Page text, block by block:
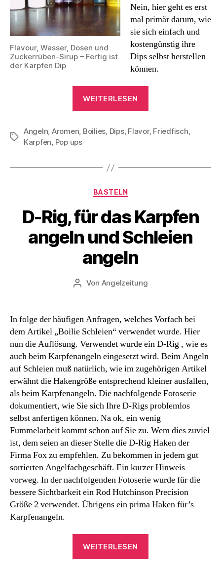
Flavour, Wasser, Dosen und
Zuckerrüben-Sirup – Fertig ist
der Karpfen Dip
Nein, hier geht es erst
mal primär darum, wie
sie sich einfach und
kostengünstig ihre
Dips selbst herstellen
können.
WEITERLESEN
And
!“
Schlagwörter
Angeln, Aromen, Boilies, Dips, Flavor, Friedfisch,
Karpfen, Pop ups
Kategorien
BASTELN
D-Rig, für das Karpfen
angeln und Schleien
angeln
Beitragsautor
Von Angelzeitung
In folge der häufigen Anfragen, welches Vorfach bei
dem Artikel „Boilie Schleien“ verwendet wurde. Hier
nun die Auflösung. Verwendet wurde ein D-Rig , wie es
auch beim Karpfenangeln eingesetzt wird. Beim Angeln
auf Schleien muß natürlich, wie im zugehörigen Artikel
erwähnt die Hakengröße entsprechend kleiner ausfallen,
als beim Karpfenangeln. Die nachfolgende Fotoserie
dokumentiert, wie Sie sich Ihre D-Rigs problemlos
selbst anfertigen können. Na ok, ein wenig
Fummelarbeit kommt schon auf Sie zu. Wem dies zuviel
ist, dem seien an dieser Stelle die D-Rig Haken der
Firma Fox zu empfehlen. Zu bekommen in jedem gut
sortierten Angelfachgeschäft. Ein kurzer Hinweis
vorweg. In der nachfolgenden Fotoserie wurde für die
bessere Sichtbarkeit ein Rod Hutchinson Precision
Größe 2 verwendet. Übrigens ein prima Haken für’s
Karpfenangeln.
WEITERLESEN